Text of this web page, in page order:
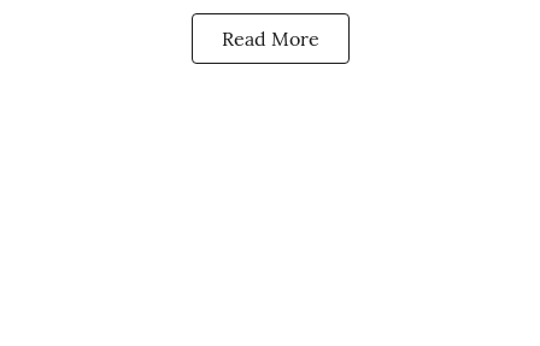
Read More